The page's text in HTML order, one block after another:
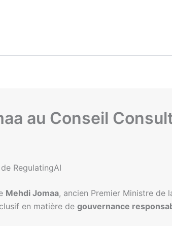
au Conseil
RegulatingAI
Mehdi Jomaa, ancien Premier Ministre de
en matière de gouvernance